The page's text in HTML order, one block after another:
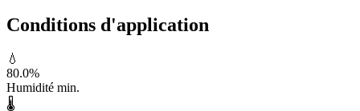
Conditions d'application
💧
80.0%
Humidité min.
🌡️